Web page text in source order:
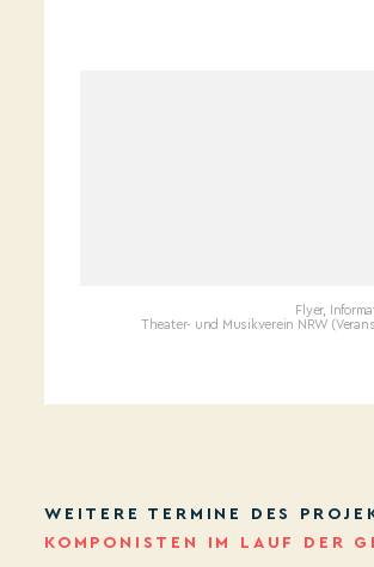
Flyer,
Theater- und Musikverein NRW
WEITERE TERMINE DES
KOMPONISTEN IM LAUF DER